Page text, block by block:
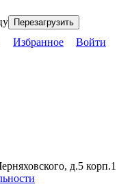
Перезагрузить
Избранное Войти
д.5 корп.1